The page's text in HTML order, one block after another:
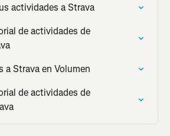
actividades a Strava
de actividades de
a Strava en Volumen
de actividades de